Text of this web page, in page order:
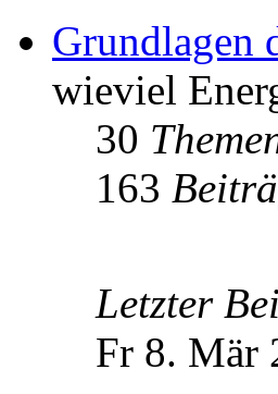
Grundlagen
wieviel
30
163
Letzter
Fr 8. Mär